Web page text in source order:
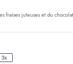
fraises juteuses et du
3x